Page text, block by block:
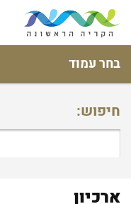
בחר עמוד
חיפוש:
ארכיון